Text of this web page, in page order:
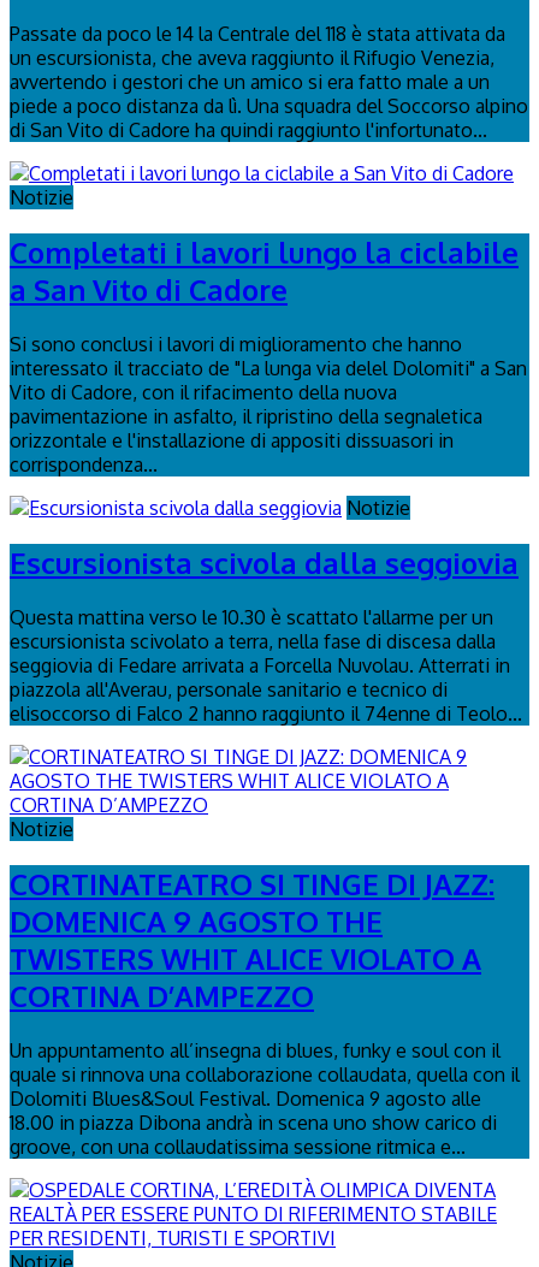
Passate da poco le 14 la Centrale del 118 è stata attivata da
un escursionista, che aveva raggiunto il Rifugio Venezia,
avvertendo i gestori che un amico si era fatto male a un
piede a poco distanza da lì. Una squadra del Soccorso alpino
di San Vito di Cadore ha quindi raggiunto l'infortunato...
Notizie
Completati i lavori lungo la ciclabile
a San Vito di Cadore
Si sono conclusi i lavori di miglioramento che hanno
interessato il tracciato de "La lunga via delel Dolomiti" a San
Vito di Cadore, con il rifacimento della nuova
pavimentazione in asfalto, il ripristino della segnaletica
orizzontale e l'installazione di appositi dissuasori in
corrispondenza...
Notizie
Escursionista scivola dalla seggiovia
Questa mattina verso le 10.30 è scattato l'allarme per un
escursionista scivolato a terra, nella fase di discesa dalla
seggiovia di Fedare arrivata a Forcella Nuvolau. Atterrati in
piazzola all'Averau, personale sanitario e tecnico di
elisoccorso di Falco 2 hanno raggiunto il 74enne di Teolo...
Notizie
CORTINATEATRO SI TINGE DI JAZZ:
DOMENICA 9 AGOSTO THE
TWISTERS WHIT ALICE VIOLATO A
CORTINA D’AMPEZZO
Un appuntamento all’insegna di blues, funky e soul con il
quale si rinnova una collaborazione collaudata, quella con il
Dolomiti Blues&Soul Festival. Domenica 9 agosto alle
18.00 in piazza Dibona andrà in scena uno show carico di
groove, con una collaudatissima sessione ritmica e...
Notizie